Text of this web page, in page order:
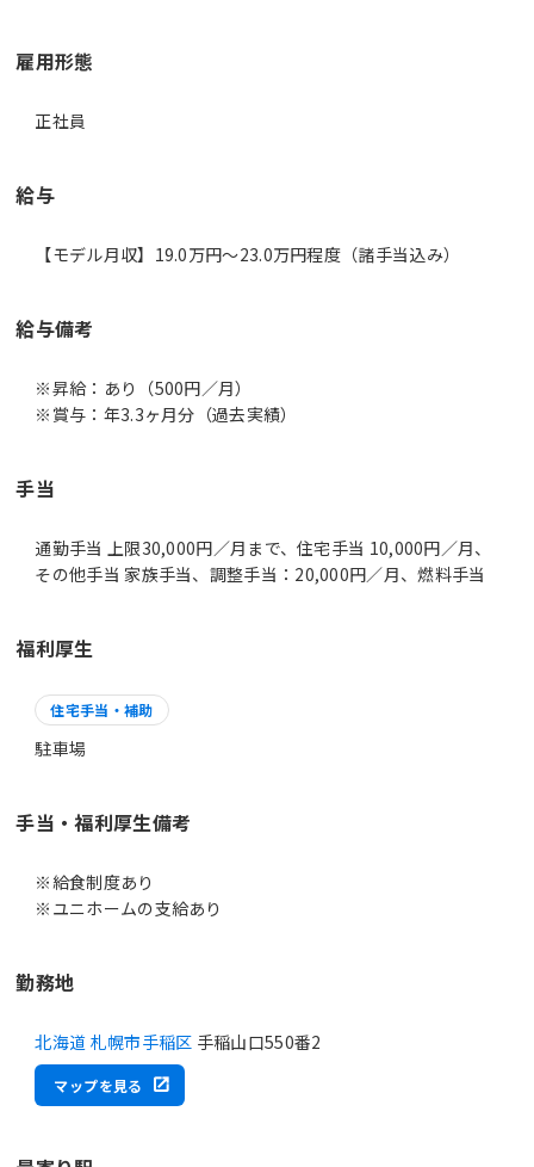
雇用形態
正社員
給与
【モデル月収】19.0万円〜23.0万円程度（諸手当込み）
給与備考
※昇給：あり（500円／月）
※賞与：年3.3ヶ月分（過去実績）
手当
通勤手当 上限30,000円／月まで、住宅手当 10,000円／月、
その他手当 家族手当、調整手当：20,000円／月、燃料手当
福利厚生
住宅手当・補助
駐車場
手当・福利厚生備考
※給食制度あり
※ユニホームの支給あり
勤務地
北海道 札幌市手稲区 手稲山口550番2
マップを見る